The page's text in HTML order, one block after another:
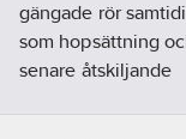
gängade rör
som hopsättning
senare åtskiljande